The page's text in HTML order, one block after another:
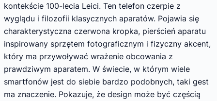
kontekście 100-lecia Leici. Ten telefon czerpie z
wyglądu i filozofii klasycznych aparatów. Pojawia się
charakterystyczna czerwona kropka, pierścień aparatu
inspirowany sprzętem fotograficznym i fizyczny akcent,
który ma przywoływać wrażenie obcowania z
prawdziwym aparatem. W świecie, w którym wiele
smartfonów jest do siebie bardzo podobnych, taki gest
ma znaczenie. Pokazuje, że design może być częścią